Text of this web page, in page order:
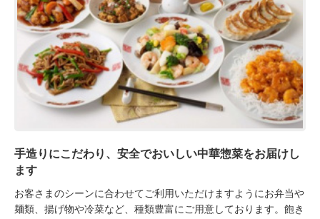
手造りにこだわり、安全でおいしい中華惣菜をお届けし
ます
お客さまのシーンに合わせてご利用いただけますようにお弁当や
麺類、揚げ物や冷菜など、種類豊富にご用意しております。飽き